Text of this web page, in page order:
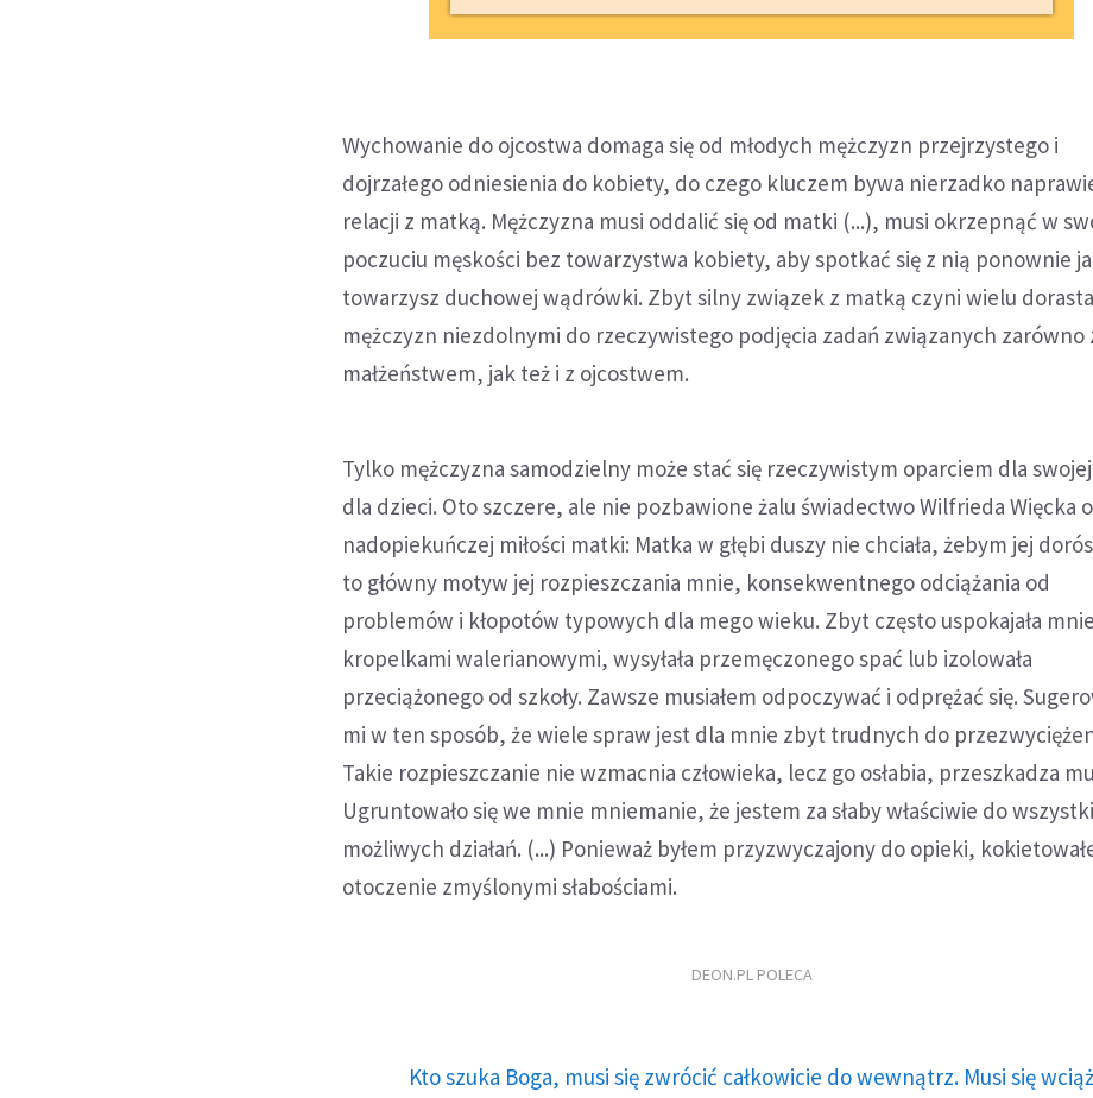
Wychowanie do ojcostwa domaga się od młodych mężczyzn przejrzystego i
dojrzałego odniesienia do kobiety, do czego kluczem bywa nierzadko
relacji z matką. Mężczyzna musi oddalić się od matki (...), musi okrzepnąć w
poczuciu męskości bez towarzystwa kobiety, aby spotkać się z nią ponownie
towarzysz duchowej wądrówki. Zbyt silny związek z matką czyni wielu
mężczyzn niezdolnymi do rzeczywistego podjęcia zadań związanych zarówno
małżeństwem, jak też i z ojcostwem.
Tylko mężczyzna samodzielny może stać się rzeczywistym oparciem dla
dla dzieci. Oto szczere, ale nie pozbawione żalu świadectwo Wilfrieda Więcka o
nadopiekuńczej miłości matki: Matka w głębi duszy nie chciała, żebym jej
to główny motyw jej rozpieszczania mnie, konsekwentnego odciążania od
problemów i kłopotów typowych dla mego wieku. Zbyt często uspokajała
kropelkami walerianowymi, wysyłała przemęczonego spać lub izolowała
przeciążonego od szkoły. Zawsze musiałem odpoczywać i odprężać się.
mi w ten sposób, że wiele spraw jest dla mnie zbyt trudnych do
Takie rozpieszczanie nie wzmacnia człowieka, lecz go osłabia, przeszkadza
Ugruntowało się we mnie mniemanie, że jestem za słaby właściwie do
możliwych działań. (...) Ponieważ byłem przyzwyczajony do opieki,
otoczenie zmyślonymi słabościami.
DEON.PL POLECA
Kto szuka Boga, musi się zwrócić całkowicie do wewnątrz. Musi się wciąż